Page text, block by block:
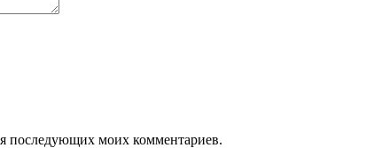
последующих моих комментариев.